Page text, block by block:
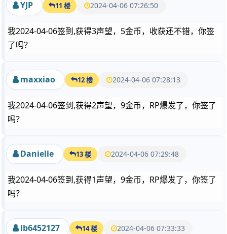
YJP 11 楼 2024-04-06 07:26:50
我2024-04-06签到,获得3声望，5金币，收获还不错，你签
了吗？
maxxiao 12 楼 2024-04-06 07:28:13
我2024-04-06签到,获得2声望，9金币，RP爆发了，你签了
吗？
Danielle 13 楼 2024-04-06 07:29:48
我2024-04-06签到,获得1声望，9金币，RP爆发了，你签了
吗？
lb6452127 14 楼 2024-04-06 07:33:33